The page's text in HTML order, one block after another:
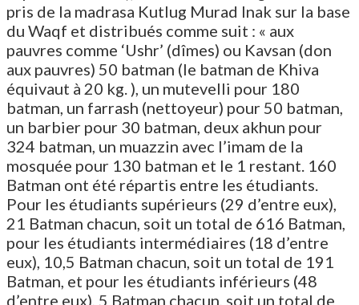
pris de la madrasa Kutlug Murad Inak sur la base
du Waqf et distribués comme suit : « aux
pauvres comme ‘Ushr’ (dîmes) ou Kavsan (don
aux pauvres) 50 batman (le batman de Khiva
équivaut à 20 kg. ), un mutevelli pour 180
batman, un farrash (nettoyeur) pour 50 batman,
un barbier pour 30 batman, deux akhun pour
324 batman, un muazzin avec l’imam de la
mosquée pour 130 batman et le 1 restant. 160
Batman ont été répartis entre les étudiants.
Pour les étudiants supérieurs (29 d’entre eux),
21 Batman chacun, soit un total de 616 Batman,
pour les étudiants intermédiaires (18 d’entre
eux), 10,5 Batman chacun, soit un total de 191
Batman, et pour les étudiants inférieurs (48
d’entre eux), 5 Batman chacun, soit un total de